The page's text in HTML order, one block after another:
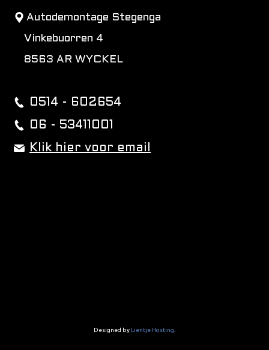
Autodemontage Stegenga
Vinkebuorren 4
8563 AR WYCKEL
0514 - 602654
06 - 53411001
Klik hier voor email
Designed by Lientje Hosting